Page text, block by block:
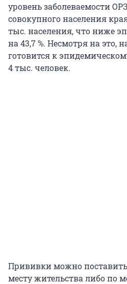
уровень заболеваемости
совокупного населения
тыс. населения, что ниже
на 43,7 %. Несмотря на это,
готовится к
4 тыс. человек.
Прививки можно
месту жительства либо по